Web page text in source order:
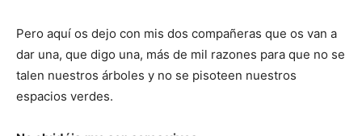
Pero aquí os dejo con mis dos compañeras que os van a
dar una, que digo una, más de mil razones para que no se
talen nuestros árboles y no se pisoteen nuestros
espacios verdes.